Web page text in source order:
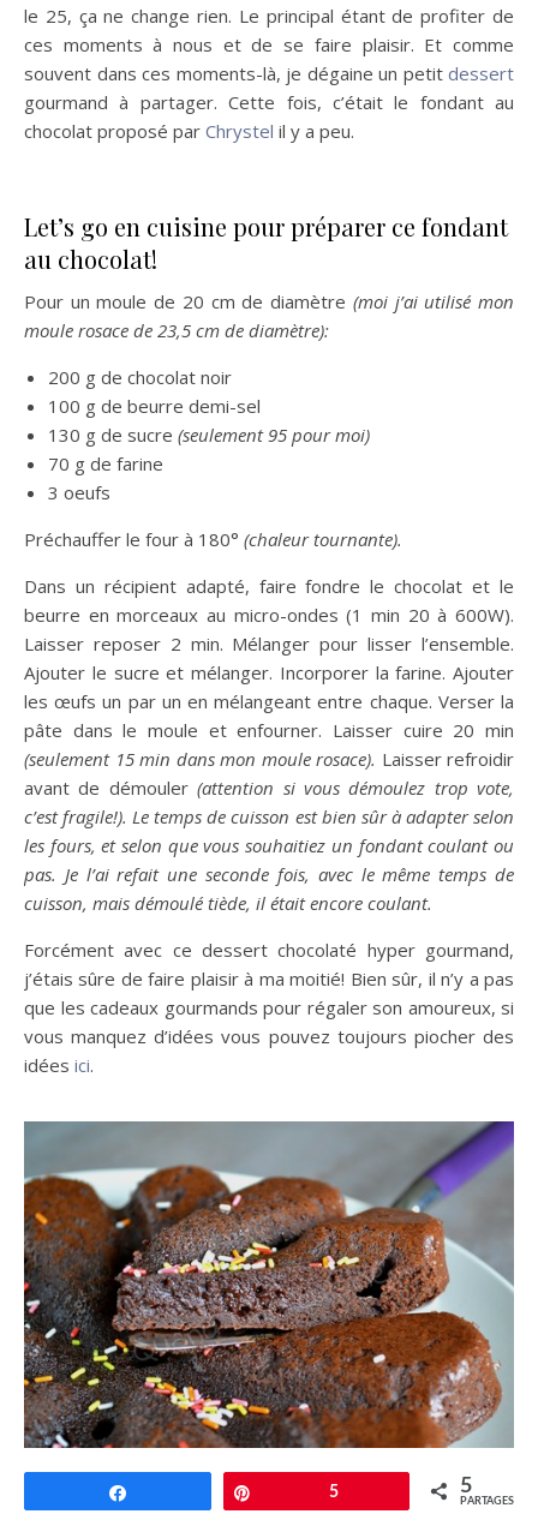
le 25, ça ne change rien. Le principal étant de profiter de
ces moments à nous et de se faire plaisir. Et comme
souvent dans ces moments-là, je dégaine un petit dessert
gourmand à partager. Cette fois, c’était le fondant au
chocolat proposé par Chrystel il y a peu.
Let’s go en cuisine pour préparer ce fondant
au chocolat!
Pour un moule de 20 cm de diamètre (moi j’ai utilisé mon
moule rosace de 23,5 cm de diamètre):
200 g de chocolat noir
100 g de beurre demi-sel
130 g de sucre (seulement 95 pour moi)
70 g de farine
3 oeufs
Préchauffer le four à 180° (chaleur tournante).
Dans un récipient adapté, faire fondre le chocolat et le
beurre en morceaux au micro-ondes (1 min 20 à 600W).
Laisser reposer 2 min. Mélanger pour lisser l’ensemble.
Ajouter le sucre et mélanger. Incorporer la farine. Ajouter
les œufs un par un en mélangeant entre chaque. Verser la
pâte dans le moule et enfourner. Laisser cuire 20 min
(seulement 15 min dans mon moule rosace). Laisser refroidir
avant de démouler(attention si vous démoulez trop vote,
c’est fragile!). Le temps de cuisson est bien sûr à adapter selon
les fours, et selon que vous souhaitiez un fondant coulant ou
pas. Je l’ai refait une seconde fois, avec le même temps de
cuisson, mais démoulé tiède, il était encore coulant.
Forcément avec ce dessert chocolaté hyper gourmand,
j’étais sûre de faire plaisir à ma moitié! Bien sûr, il n’y a pas
que les cadeaux gourmands pour régaler son amoureux, si
vous manquez d’idées vous pouvez toujours piocher des
idées ici.
5 5
PARTAGES